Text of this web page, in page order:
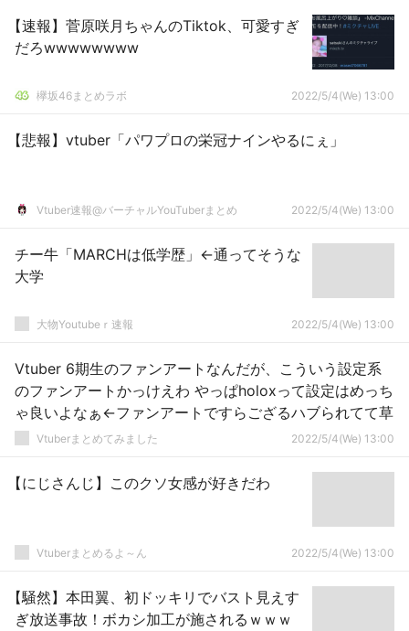
【速報】菅原咲月ちゃんのTiktok、可愛すぎ
だろwwwwwwww
欅坂46まとめラボ 2022/5/4(We) 13:00
【悲報】vtuber「パワプロの栄冠ナインやるにぇ」
Vtuber速報@バーチャルYouTuberまとめ 2022/5/4(We) 13:00
チー牛「MARCHは低学歴」←通ってそうな
大学
大物Youtubeｒ速報 2022/5/4(We) 13:00
Vtuber 6期生のファンアートなんだが、こういう設定系
のファンアートかっけえわ やっぱholoxって設定はめっち
ゃ良いよなぁ←ファンアートですらござるハブられてて草
Vtuberまとめてみました 2022/5/4(We) 13:00
【にじさんじ】このクソ女感が好きだわ
Vtuberまとめるよ～ん 2022/5/4(We) 13:00
【騒然】本田翼、初ドッキリでバスト見えす
ぎ放送事故！ボカシ加工が施されるｗｗｗ